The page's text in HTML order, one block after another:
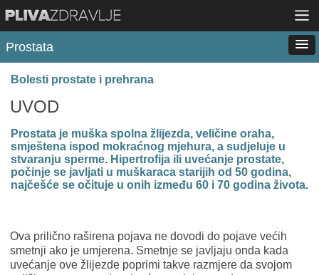
Prostata
Bolesti prostate i prehrana
UVOD
Prostata je muška spolna žlijezda, veličine oraha,
smještena ispod mokraćnog mjehura, a sudjeluje u
stvaranju sperme. Hipertrofija ili uvećanje prostate,
počinje se javljati u muškaraca starijih od 50 godina,
najčešće se očituje u onih između 60 i 70 godina života.
Ova prilično raširena pojava ne dovodi do pojave većih
smetnji ako je umjerena. Smetnje se javljaju onda kada
uvećanje ove žlijezde poprimi takve razmjere da svojom